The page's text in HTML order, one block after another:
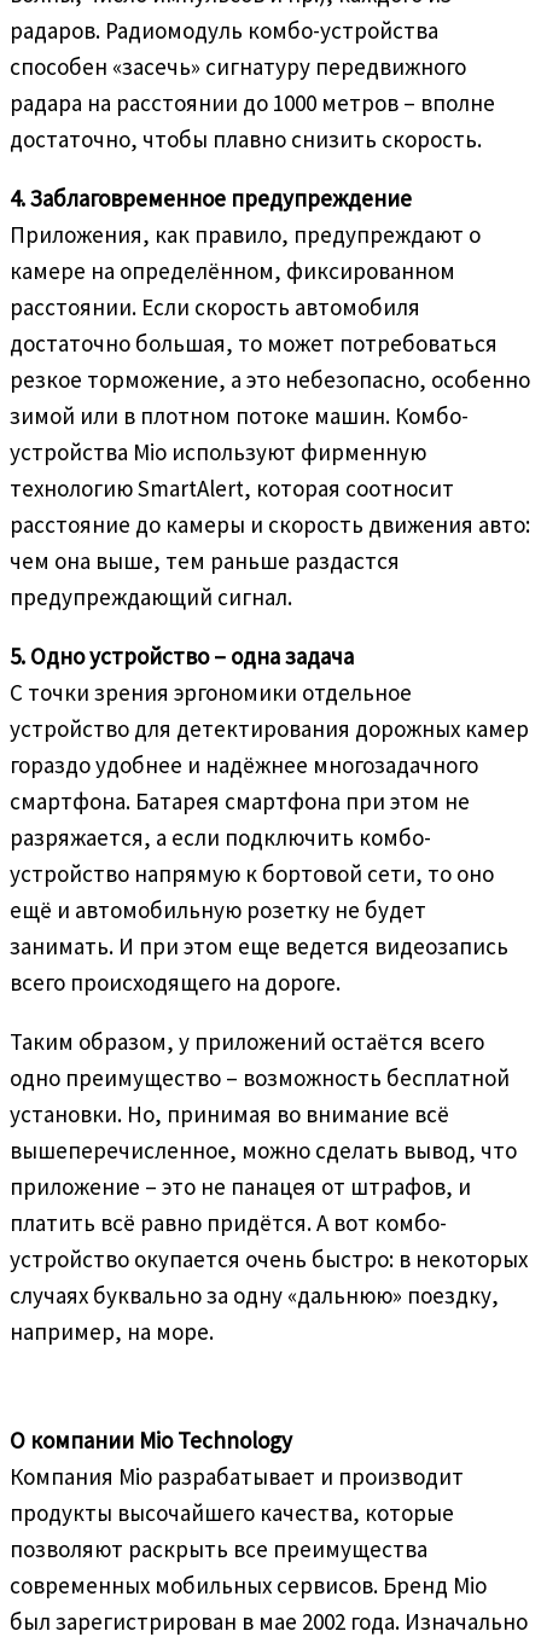
радаров. Радиомодуль комбо-устройства
способен «засечь» сигнатуру передвижного
радара на расстоянии до 1000 метров – вполне
достаточно, чтобы плавно снизить скорость.
4. Заблаговременное предупреждение
Приложения, как правило, предупреждают о
камере на определённом, фиксированном
расстоянии. Если скорость автомобиля
достаточно большая, то может потребоваться
резкое торможение, а это небезопасно, особенно
зимой или в плотном потоке машин. Комбо-
устройства Mio используют фирменную
технологию SmartAlert, которая соотносит
расстояние до камеры и скорость движения авто:
чем она выше, тем раньше раздастся
предупреждающий сигнал.
5. Одно устройство – одна задача
С точки зрения эргономики отдельное
устройство для детектирования дорожных камер
гораздо удобнее и надёжнее многозадачного
смартфона. Батарея смартфона при этом не
разряжается, а если подключить комбо-
устройство напрямую к бортовой сети, то оно
ещё и автомобильную розетку не будет
занимать. И при этом еще ведется видеозапись
всего происходящего на дороге.
Таким образом, у приложений остаётся всего
одно преимущество – возможность бесплатной
установки. Но, принимая во внимание всё
вышеперечисленное, можно сделать вывод, что
приложение – это не панацея от штрафов, и
платить всё равно придётся. А вот комбо-
устройство окупается очень быстро: в некоторых
случаях буквально за одну «дальнюю» поездку,
например, на море.
О компании Mio Technology
Компания Mio разрабатывает и производит
продукты высочайшего качества, которые
позволяют раскрыть все преимущества
современных мобильных сервисов. Бренд Mio
был зарегистрирован в мае 2002 года. Изначально